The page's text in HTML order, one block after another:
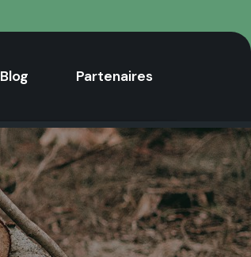
Blog Partenaires